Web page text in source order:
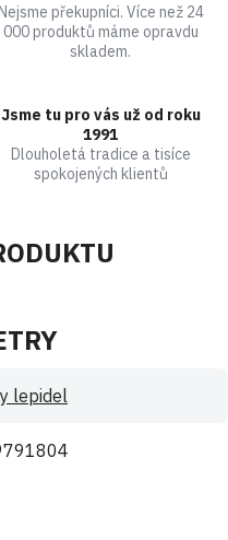
překupníci. Více než 24
000 produktů máme opravdu
skladem.
Jsme tu pro vás už od roku
1991
Dlouholetá tradice a tisíce
spokojených klientů
lepidel